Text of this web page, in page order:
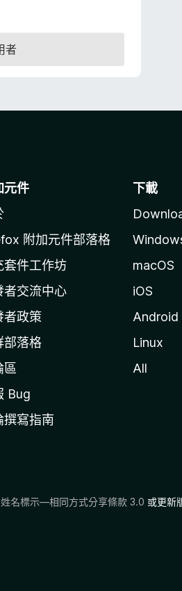
者
元件
附加元件部落格
套件工作坊
者交流中心
者政策
部落格
區
Bug
撰寫指南
下載
macOS
iOS
Android
Linux
All
名標示—相同方式分享條款 3.0 或更新